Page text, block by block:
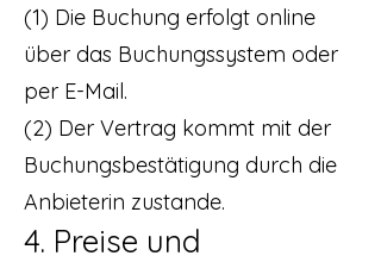
(1) Die Buchung erfolgt online
über das Buchungssystem oder
per E-Mail.
(2) Der Vertrag kommt mit der
Buchungsbestätigung durch die
Anbieterin zustande.
4. Preise und